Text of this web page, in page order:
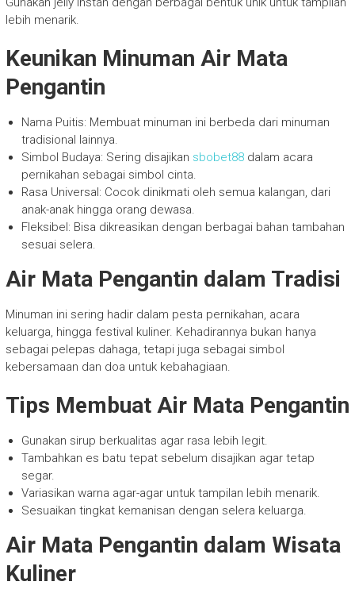
lebih menarik.
Keunikan Minuman Air Mata
Pengantin
Nama Puitis: Membuat minuman ini berbeda dari minuman
tradisional lainnya.
Simbol Budaya: Sering disajikan sbobet88dalam acara
pernikahan sebagai simbol cinta.
Rasa Universal: Cocok dinikmati oleh semua kalangan, dari
anak-anak hingga orang dewasa.
Fleksibel: Bisa dikreasikan dengan berbagai bahan tambahan
sesuai selera.
Air Mata Pengantin dalam Tradisi
Minuman ini sering hadir dalam pesta pernikahan, acara
keluarga, hingga festival kuliner. Kehadirannya bukan hanya
sebagai pelepas dahaga, tetapi juga sebagai simbol
kebersamaan dan doa untuk kebahagiaan.
Tips Membuat Air Mata Pengantin
Gunakan sirup berkualitas agar rasa lebih legit.
Tambahkan es batu tepat sebelum disajikan agar tetap
segar.
Variasikan warna agar-agar untuk tampilan lebih menarik.
Sesuaikan tingkat kemanisan dengan selera keluarga.
Air Mata Pengantin dalam Wisata
Kuliner